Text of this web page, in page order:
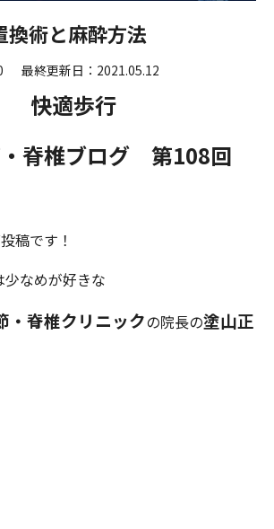
換術と麻酔方法
最終更新日：2021.05.12
快適歩行
脊椎ブログ 第108回
稿です！
なめが好きな
・脊椎クリニックの院長の塗山正